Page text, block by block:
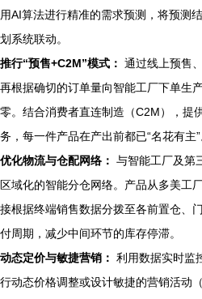
用AI算法进行精准的需求预测，将预测
划系统联动。
推行“预售+C2M”模式： 通过线上预售
再根据确切的订单量向智能工厂下单生
零。结合消费者直连制造（C2M），提
务，每一件产品在产出前都已“名花有主”
优化物流与仓配网络： 与智能工厂及第
区域化的智能分仓网络。产品从多美工
接根据终端销售数据分拨至各前置仓、
付周期，减少中间环节的库存停滞。
动态定价与敏捷营销： 利用数据实时监
行动态价格调整或设计敏捷的营销活动